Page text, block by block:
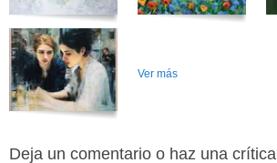
Ver más
Deja un comentario o haz una crítica